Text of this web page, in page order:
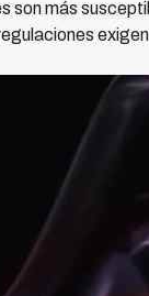
son más